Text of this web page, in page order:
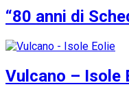
“80 anni di
Vulcano – Isole